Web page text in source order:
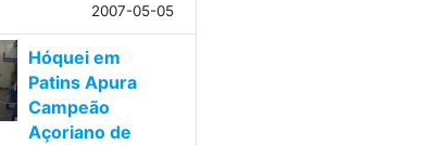
2007-05-05
Hóquei em
Patins Apura
Campeão
Açoriano de